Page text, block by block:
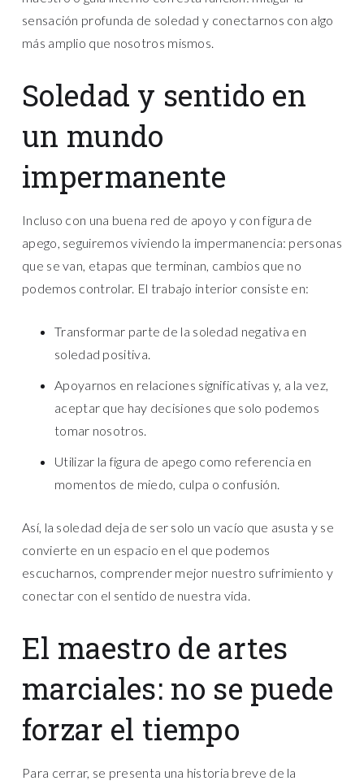
sensación profunda de soledad y conectarnos con algo
más amplio que nosotros mismos.
Soledad y sentido en
un mundo
impermanente
Incluso con una buena red de apoyo y con figura de
apego, seguiremos viviendo la impermanencia: personas
que se van, etapas que terminan, cambios que no
podemos controlar. El trabajo interior consiste en:
Transformar parte de la soledad negativa en
soledad positiva.
Apoyarnos en relaciones significativas y, a la vez,
aceptar que hay decisiones que solo podemos
tomar nosotros.
Utilizar la figura de apego como referencia en
momentos de miedo, culpa o confusión.
Así, la soledad deja de ser solo un vacío que asusta y se
convierte en un espacio en el que podemos
escucharnos, comprender mejor nuestro sufrimiento y
conectar con el sentido de nuestra vida.
El maestro de artes
marciales: no se puede
forzar el tiempo
Para cerrar, se presenta una historia breve de la